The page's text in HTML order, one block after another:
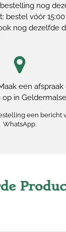
nog
bestel vóór
nog dezelfde
een afspraak
in
een bericht
WhatsApp.